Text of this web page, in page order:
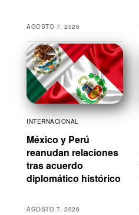
AGOSTO 7, 2026
INTERNACIONAL
México y Perú
reanudan relaciones
tras acuerdo
diplomático histórico
AGOSTO 7, 2026